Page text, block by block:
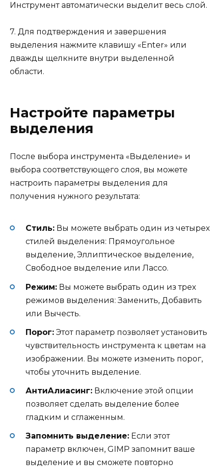
Инструмент автоматически выделит весь слой.
7. Для подтверждения и завершения
выделения нажмите клавишу «Enter» или
дважды щелкните внутри выделенной
области.
Настройте параметры
выделения
После выбора инструмента «Выделение» и
выбора соответствующего слоя, вы можете
настроить параметры выделения для
получения нужного результата:
Стиль: Вы можете выбрать один из четырех
стилей выделения: Прямоугольное
выделение, Эллиптическое выделение,
Свободное выделение или Лассо.
Режим: Вы можете выбрать один из трех
режимов выделения: Заменить, Добавить
или Вычесть.
Порог: Этот параметр позволяет установить
чувствительность инструмента к цветам на
изображении. Вы можете изменить порог,
чтобы уточнить выделение.
АнтиАлиасинг: Включение этой опции
позволяет сделать выделение более
гладким и сглаженным.
Запомнить выделение: Если этот
параметр включен, GIMP запомнит ваше
выделение и вы сможете повторно